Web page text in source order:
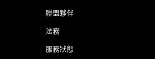
聯盟夥伴
法務
服務狀態